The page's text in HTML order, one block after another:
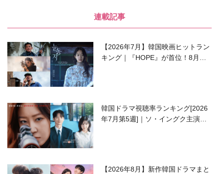
連載記事
【2026年7月】韓国映画ヒットラン
キング｜『HOPE』が首位！8月公
韓国ドラマ視聴率ランキング[2026
年7月第5週]｜ソ・イングク主演の
【2026年8月】新作韓国ドラマまと